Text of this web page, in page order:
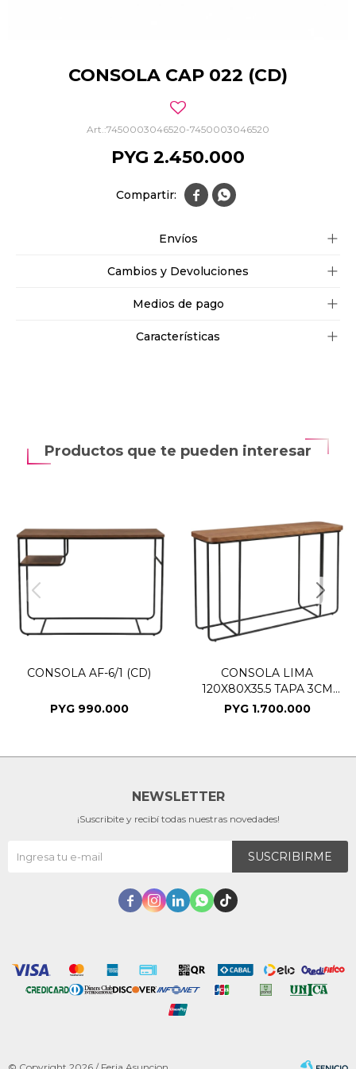
CONSOLA CAP 022 (CD)
7450003046520-7450003046520
PYG 2.450.000
 
Envíos
Cambios y Devoluciones
Medios de pago
Características
Productos que te pueden interesar
CONSOLA AF-6/1 (CD)
PYG 990.000
CONSOLA LIMA
120X80X35.5 TAPA 3CM
(CD)
PYG 1.700.000
NEWSLETTER
¡Suscribite y recibí todas nuestras novedades!
SUSCRIBIRME
    